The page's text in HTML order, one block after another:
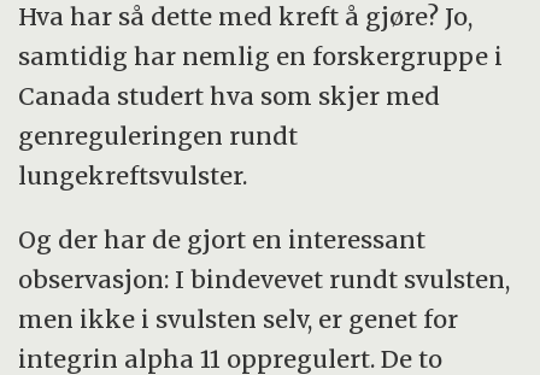
Hva har så dette med kreft å gjøre? Jo,
samtidig har nemlig en forskergruppe i
Canada studert hva som skjer med
genreguleringen rundt
lungekreftsvulster.
Og der har de gjort en interessant
observasjon: I bindevevet rundt svulsten,
men ikke i svulsten selv, er genet for
integrin alpha 11 oppregulert. De to